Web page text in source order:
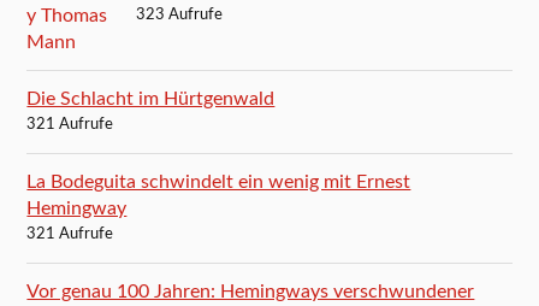
323 Aufrufe
Die Schlacht im Hürtgenwald
321 Aufrufe
La Bodeguita schwindelt ein wenig mit Ernest
Hemingway
321 Aufrufe
Vor genau 100 Jahren: Hemingways verschwundener